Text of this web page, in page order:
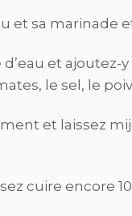
et sa marinade
d’eau et
le sel, le
et laissez
cuire encore